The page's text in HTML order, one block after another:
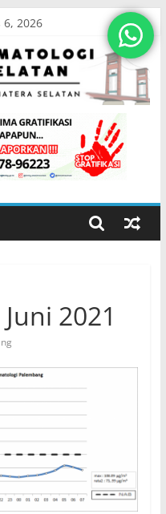
6, 2026
2021